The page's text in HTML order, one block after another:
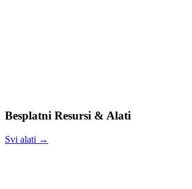
Besplatni Resursi & Alati
Svi alati →